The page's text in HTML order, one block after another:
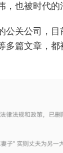
，也被时代的
公关公司，
多篇文章，